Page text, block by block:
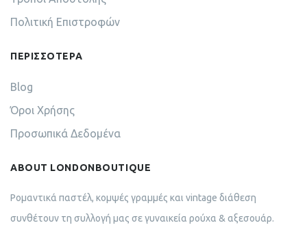
Πολιτική Επιστροφών
ΠΕΡΙΣΣΟΤΕΡΑ
Blog
Όροι Χρήσης
Προσωπικά Δεδομένα
ABOUT LONDONBOUTIQUE
Ρομαντικά παστέλ, κομψές γραμμές και vintage διάθεση
συνθέτουν τη συλλογή μας σε γυναικεία ρούχα & αξεσουάρ.